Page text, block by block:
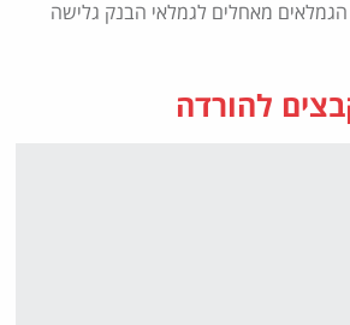
הגמלאים מאחלים לגמלאי הבנק גלישה
להורדה